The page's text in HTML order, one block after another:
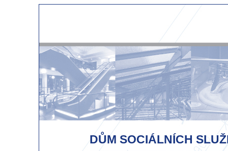
DŮM SOCIÁLNÍCH